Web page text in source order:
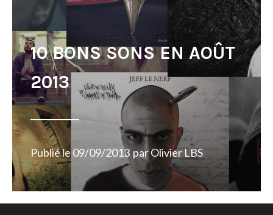
10 BONS SONS EN AOÛT
2013
Publié le 09/09/2013 parOlivier LBS